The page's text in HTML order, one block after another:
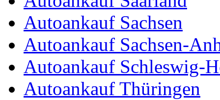
Autoankauf Sachsen
Autoankauf Sachsen-
Autoankauf Schleswig-
Autoankauf Thüringen